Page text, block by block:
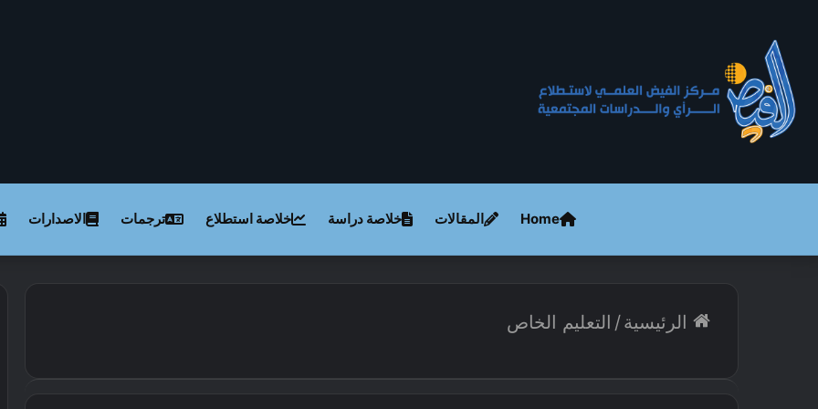
Home المقالات خلاصة دراسة خلاصة استطلاع ترجمات الاصدارات
الرئيسية/ التعليم الخاص